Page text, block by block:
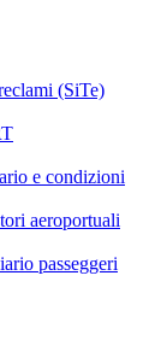
(SiTe)
e condizioni
aeroportuali
passeggeri